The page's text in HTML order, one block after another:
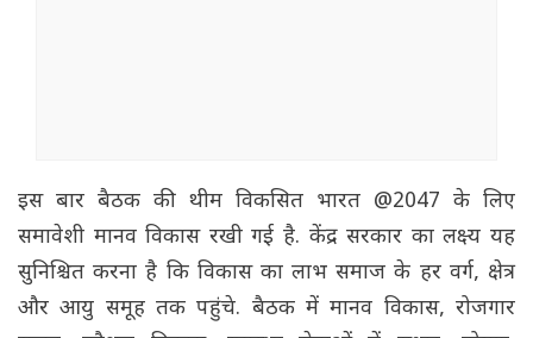
इस बार बैठक की थीम विकसित भारत @2047 के लिए
समावेशी मानव विकास रखी गई है. केंद्र सरकार का लक्ष्य यह
सुनिश्चित करना है कि विकास का लाभ समाज के हर वर्ग, क्षेत्र
और आयु समूह तक पहुंचे. बैठक में मानव विकास, रोजगार